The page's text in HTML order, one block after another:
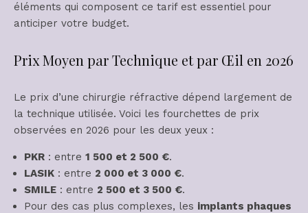
éléments qui composent ce tarif est essentiel pour
anticiper votre budget.
Prix Moyen par Technique et par Œil en 2026
Le prix d’une chirurgie réfractive dépend largement de
la technique utilisée. Voici les fourchettes de prix
observées en 2026 pour les deux yeux :
PKR : entre 1 500 et 2 500 €.
LASIK : entre 2 000 et 3 000 €.
SMILE : entre 2 500 et 3 500 €.
Pour des cas plus complexes, les implants phaques